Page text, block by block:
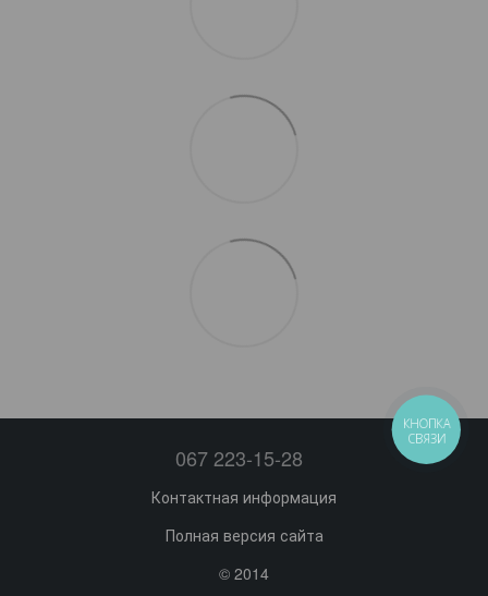
067 223-15-28
Контактная информация
Полная версия сайта
© 2014
КНОПКА
СВЯЗИ